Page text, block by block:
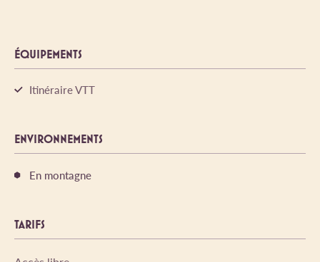
ÉQUIPEMENTS
Itinéraire VTT
ENVIRONNEMENTS
En montagne
TARIFS